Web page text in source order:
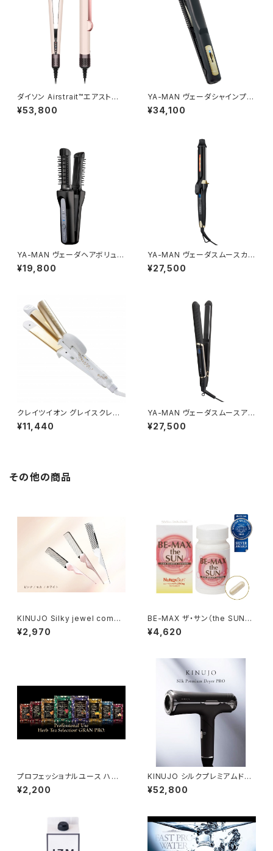
ダイソン Airstrait™エアストレ
ート（1200W） セラミックピンク
HT01VLP
¥53,800
YA-MAN ヴェーダシャインプロ
BS forsalon≪超音波アイロ
ン/トリートメント浸透促進器≫
¥34,100
YA-MAN ヴェーダヘアボリュー
マー プロ PLUS YJHB10B
¥19,800
YA-MAN ヴェーダスムースカー
ル 32mm≪カールアイロン≫
¥27,500
クレイツイオン グレイスクレバ
ーⅡ 32mm
¥11,440
YA-MAN ヴェーダスムースアイ
ロン プラス PSM250B
¥27,500
その他の商品
KINUJO Silky jewel comb
（シルキー ジュエルコーム）
¥2,970
BE-MAX ザ・サン（the SUN）3
0カプセル
¥4,620
プロフェッショナルユース ハー
ブティーセレクション ※10袋入
¥2,200
KINUJO シルクプレミアムドラ
イヤー プロ（1250W）
¥52,800